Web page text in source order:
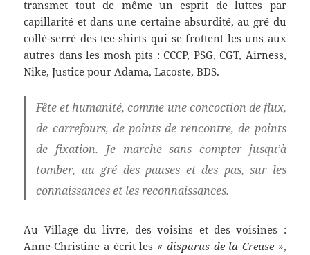
transmet tout de même un esprit de luttes par
capillarité et dans une certaine absurdité, au gré du
collé-serré des tee-shirts qui se frottent les uns aux
autres dans les mosh pits : CCCP, PSG, CGT, Airness,
Nike, Justice pour Adama, Lacoste, BDS.
Fête et humanité, comme une concoction de flux,
de carrefours, de points de rencontre, de points
de fixation. Je marche sans compter jusqu’à
tomber, au gré des pauses et des pas, sur les
connaissances et les reconnaissances.
Au Village du livre, des voisins et des voisines :
Anne-Christine a écrit les « disparus de la Creuse »,